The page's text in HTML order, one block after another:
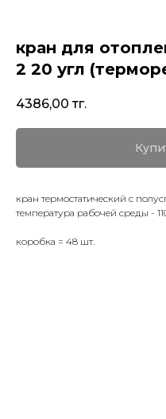
кран для
2 20 угл
4386,00 тг.
кран термостатический с
температура рабочей среды -
коробка = 48 шт.